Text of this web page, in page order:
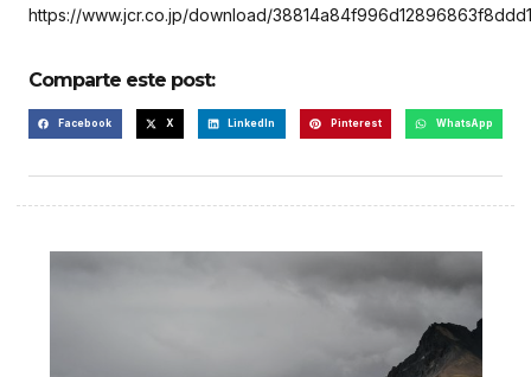
https://www.jcr.co.jp/download/
Comparte este post:
Facebook X LinkedIn Pinterest WhatsApp